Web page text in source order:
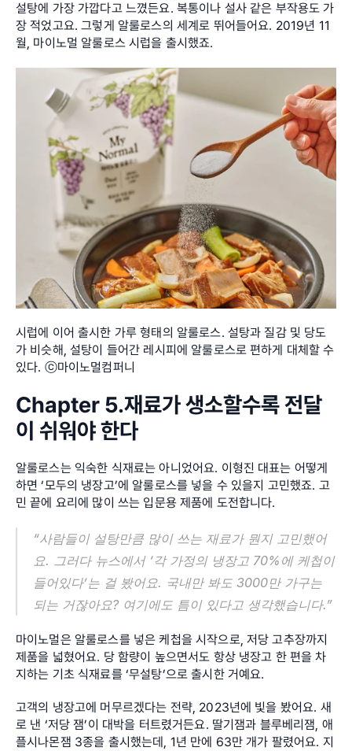
설탕에 가장 가깝다고 느꼈든요. 복통이나 설사 같은 부작용도 가
장 적었고요. 그렇게 알룰로스의 세계로 뛰어들어요. 2019년 11
월, 마이노멀 알룰로스 시럽을 출시했죠.
시럽에 이어 출시한 가루 형태의 알룰로스. 설탕과 질감 및 당도
가 비슷해, 설탕이 들어간 레시피에 알룰로스로 편하게 대체할 수
있다. ⓒ마이노멀컴퍼니
Chapter 5.재료가 생소할수록 전달
이 쉬워야 한다
알룰로스는 익숙한 식재료는 아니었어요. 이형진 대표는 어떻게
하면 ‘모두의 냉장고’에 알룰로스를 넣을 수 있을지 고민했죠. 고
민 끝에 요리에 많이 쓰는 입문용 제품에 도전합니다.
“사람들이 설탕만큼 많이 쓰는 재료가 뭔지 고민했어
요. 그러다 뉴스에서 ‘각 가정의 냉장고 70%에 케첩이
들어있다’는 걸 봤어요. 국내만 봐도 3000만 가구는
되는 거잖아요? 여기에도 틈이 있다고 생각했습니다.”
마이노멀은 알룰로스를 넣은 케첩을 시작으로, 저당 고추장까지
제품을 넓혔어요. 당 함량이 높으면서도 항상 냉장고 한 편을 차
지하는 기초 식재료를 ‘무설탕’으로 출시한 거예요.
고객의 냉장고에 머무르겠다는 전략, 2023년에 빛을 봤어요. 새
로 낸 ‘저당 잼’이 대박을 터트렸거든요. 딸기잼과 블루베리잼, 애
플시나몬잼 3종을 출시했는데, 1년 만에 63만 개가 팔렸어요. 지